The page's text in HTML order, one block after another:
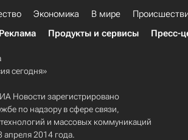
Экономика В мире
Реклама Продукты и сервисы Пресс-
сегодня»
Новости зарегистрировано
по надзору в сфере связи,
и массовых коммуникаций
2014 года.